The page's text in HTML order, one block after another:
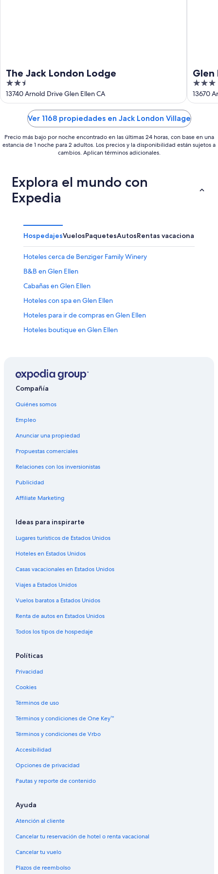
The Jack London Lodge
2.5
out
of
13740 Arnold Drive Glen Ellen CA
Glen
3
out
of
13670
Ver 1168 propiedades en Jack London Village
Precio más bajo por noche encontrado en las últimas 24 horas, con base en una
estancia de 1 noche para 2 adultos. Los precios y la disponibilidad están sujetos a
cambios. Aplican términos adicionales.
Explora el mundo con
Expedia
HospedajesVuelosPaquetesAutosRentas vacacionales
Hoteles cerca de Benziger Family Winery
B&B en Glen Ellen
Cabañas en Glen Ellen
Hoteles con spa en Glen Ellen
Hoteles para ir de compras en Glen Ellen
Hoteles boutique en Glen Ellen
Hoteles cerca de Bodega y viñedos Valley of the Moon
Hoteles cerca de Piscina pública Morton's Warm Springs
Hoteles cerca de Bodegas de vino Imagery Estate
Hoteles con spa en Fetters Hot Springs-Agua Caliente
Hoteles cerca de viñedos en Fetters Hot Springs-Agua
Hoteles en Fetters Hot Springs-Agua Caliente
Hoteles 3 estrellas en Kenwood
Hoteles 4 estrellas en Kenwood
Hoteles 5 estrellas en Kenwood
Hoteles con concierge en Kenwood
Hoteles con spa en Kenwood
Hoteles de lujo en Kenwood
Hoteles históricos en Kenwood
Hoteles con aire acondicionado en Kenwood
Hoteles con restaurante en Kenwood
Hoteles de senderismo en Kenwood
Hoteles de Motel 6 en Kenwood
Moteles en Kenwood
Villas en Kenwood
B&B en El Verano
Cabañas en El Verano
Casas de campo en El Verano
Casas de huéspedes en El Verano
Casas vacacionales en El Verano
Resorts en El Verano
Apart-Hoteles en El Verano
Hoteles para ir de compras en El Verano
Hoteles de negocios en El Verano
Hoteles románticos en El Verano
Hoteles con hidromasaje en El Verano
Hoteles cerca de viñedos en El Verano
Compañía
Quiénes somos
Empleo
Anunciar una propiedad
Propuestas comerciales
Relaciones con los inversionistas
Publicidad
Affiliate Marketing
Ideas para inspirarte
Lugares turísticos de Estados Unidos
Hoteles en Estados Unidos
Casas vacacionales en Estados Unidos
Viajes a Estados Unidos
Vuelos baratos a Estados Unidos
Renta de autos en Estados Unidos
Todos los tipos de hospedaje
Políticas
Privacidad
Cookies
Términos de uso
Términos y condiciones de One Key™
Términos y condiciones de Vrbo
Accesibilidad
Opciones de privacidad
Pautas y reporte de contenido
Ayuda
Atención al cliente
Cancelar tu reservación de hotel o renta vacacional
Cancelar tu vuelo
Plazos de reembolso